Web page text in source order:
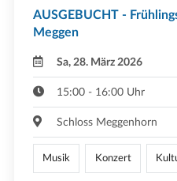
AUSGEBUCHT -
Meggen
Sa, 28. März 2026
15:00 - 16:00 Uhr
Schloss Meggenhorn
Musik Konzert